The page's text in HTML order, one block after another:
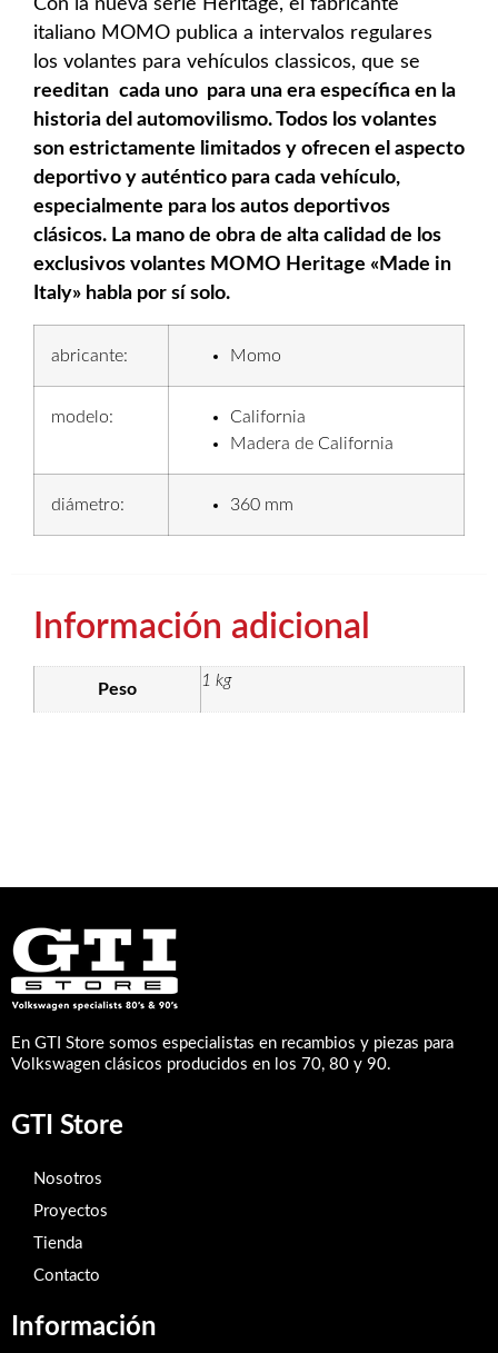
Con la nueva serie Heritage, el fabricante
italiano MOMO publica a intervalos regulares
los volantes para vehículos classicos, que se
reeditan cada uno para una era específica en la
historia del automovilismo. Todos los volantes
son estrictamente limitados y ofrecen el aspecto
deportivo y auténtico para cada vehículo,
especialmente para los autos deportivos
clásicos. La mano de obra de alta calidad de los
exclusivos volantes MOMO Heritage «Made in
Italy» habla por sí solo.
abricante: Momo
modelo:
California
Madera de California
diámetro: 360 mm
Información adicional
Peso 1 kg
En GTI Store somos especialistas en recambios y piezas para
Volkswagen clásicos producidos en los 70, 80 y 90.
GTI Store
Nosotros
Proyectos
Tienda
Contacto
Información